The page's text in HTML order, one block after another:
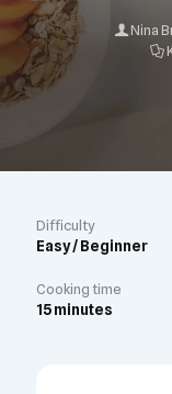
Nina
Difficulty
Easy / Beginner
Cooking time
15 minutes